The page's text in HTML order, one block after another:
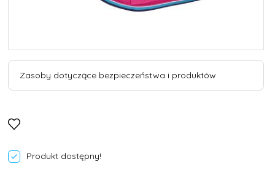
Zasoby dotyczące bezpieczeństwa i produktów
Produkt dostępny!